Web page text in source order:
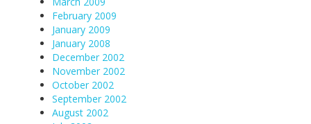
February 2009
January 2009
January 2008
December 2002
November 2002
October 2002
September 2002
August 2002